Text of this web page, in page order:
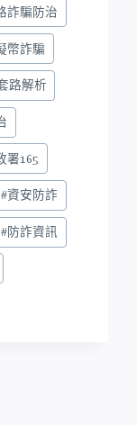
詐騙防治
幣詐騙
路解析
署165
#資安防詐
#防詐資訊